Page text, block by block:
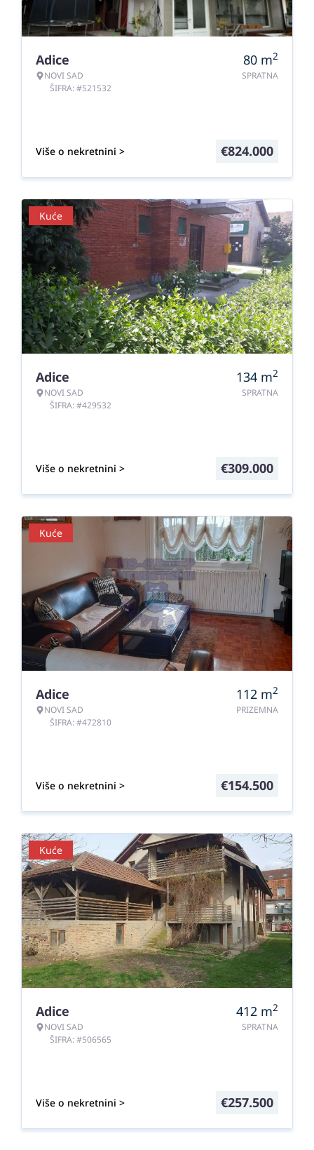
Adice
NOVI SAD
ŠIFRA: #521532
80 m2
SPRATNA
Više o nekretnini > €824.000
Kuće
Adice
NOVI SAD
ŠIFRA: #429532
134 m2
SPRATNA
Više o nekretnini > €309.000
Kuće
Adice
NOVI SAD
ŠIFRA: #472810
112 m2
PRIZEMNA
Više o nekretnini > €154.500
Kuće
Adice
NOVI SAD
ŠIFRA: #506565
412 m2
SPRATNA
Više o nekretnini > €257.500